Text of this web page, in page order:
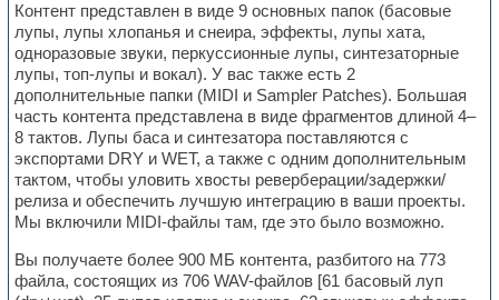
Контент представлен в виде 9 основных папок (басовые
лупы, лупы хлопанья и снеира, эффекты, лупы хата,
одноразовые звуки, перкуссионные лупы, синтезаторные
лупы, топ-лупы и вокал). У вас также есть 2
дополнительные папки (MIDI и Sampler Patches). Большая
часть контента представлена в виде фрагментов длиной 4–
8 тактов. Лупы баса и синтезатора поставляются с
экспортами DRY и WET, а также с одним дополнительным
тактом, чтобы уловить хвосты реверберации/задержки/
релиза и обеспечить лучшую интеграцию в ваши проекты.
Мы включили MIDI-файлы там, где это было возможно.
Вы получаете более 900 МБ контента, разбитого на 773
файла, состоящих из 706 WAV-файлов [61 басовый луп